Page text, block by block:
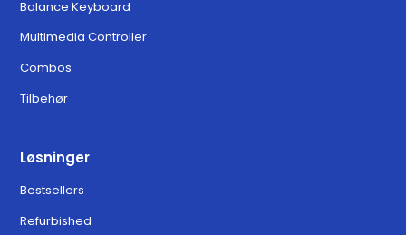
Balance Keyboard
Multimedia Controller
Combos
Tilbehør
Løsninger
Bestsellers
Refurbished